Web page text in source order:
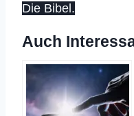
Die Bibel.
Auch